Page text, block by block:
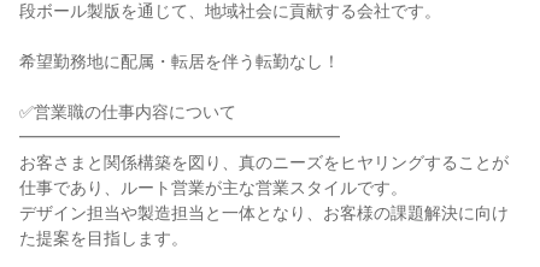
段ボール製版を通じて、地域社会に貢献する会社です。
希望勤務地に配属・転居を伴う転勤なし！
✅営業職の仕事内容について
━━━━━━━━━━━━━━━━━━━
お客さまと関係構築を図り、真のニーズをヒヤリングすることが
仕事であり、ルート営業が主な営業スタイルです。
デザイン担当や製造担当と一体となり、お客様の課題解決に向け
た提案を目指します。